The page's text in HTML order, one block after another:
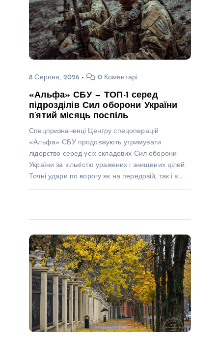
8 Серпня, 2026 0 Коментарі
«Альфа» СБУ — ТОП-1 серед
підрозділів Сил оборони України
п’ятий місяць поспіль
Спецпризначенці Центру спецоперацій
«Альфа» СБУ продовжують утримувати
лідерство серед усіх складових Сил оборони
України за кількістю уражених і знищених цілей.
Точні удари по ворогу як на передовій, так і в…